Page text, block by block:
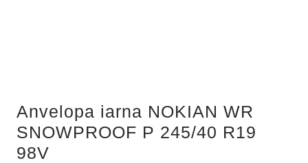
Anvelopa iarna NOKIAN WR
SNOWPROOF P 245/40 R19
98V